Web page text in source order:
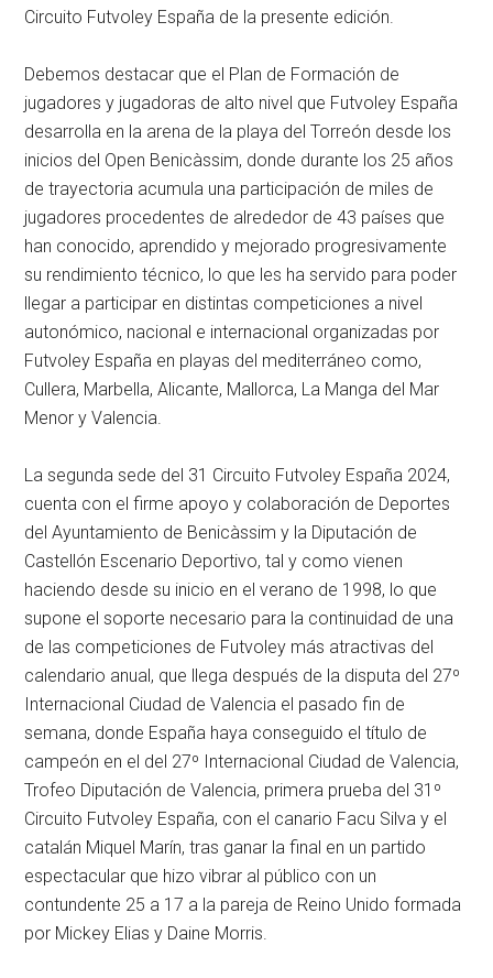
Circuito Futvoley España de la presente edición.
Debemos destacar que el Plan de Formación de
jugadores y jugadoras de alto nivel que Futvoley España
desarrolla en la arena de la playa del Torreón desde los
inicios del Open Benicàssim, donde durante los 25 años
de trayectoria acumula una participación de miles de
jugadores procedentes de alrededor de 43 países que
han conocido, aprendido y mejorado progresivamente
su rendimiento técnico, lo que les ha servido para poder
llegar a participar en distintas competiciones a nivel
autonómico, nacional e internacional organizadas por
Futvoley España en playas del mediterráneo como,
Cullera, Marbella, Alicante, Mallorca, La Manga del Mar
Menor y Valencia.
La segunda sede del 31 Circuito Futvoley España 2024,
cuenta con el firme apoyo y colaboración de Deportes
del Ayuntamiento de Benicàssim y la Diputación de
Castellón Escenario Deportivo, tal y como vienen
haciendo desde su inicio en el verano de 1998, lo que
supone el soporte necesario para la continuidad de una
de las competiciones de Futvoley más atractivas del
calendario anual, que llega después de la disputa del 27º
Internacional Ciudad de Valencia el pasado fin de
semana, donde España haya conseguido el título de
campeón en el del 27º Internacional Ciudad de Valencia,
Trofeo Diputación de Valencia, primera prueba del 31º
Circuito Futvoley España, con el canario Facu Silva y el
catalán Miquel Marín, tras ganar la final en un partido
espectacular que hizo vibrar al público con un
contundente 25 a 17 a la pareja de Reino Unido formada
por Mickey Elias y Daine Morris.